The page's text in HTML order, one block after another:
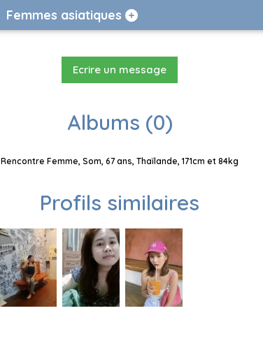
Femmes asiatiques
Ecrire un message
Albums (0)
Rencontre Femme, Som, 67 ans, Thaïlande, 171cm et 84kg
Profils similaires